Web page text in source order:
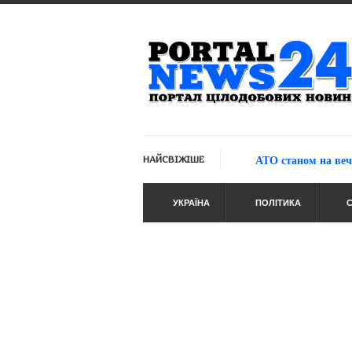
НАЙСВІЖІШЕ
Військові дії в зоні АТО станом на вечір 10
УКРАЇНА ПОЛІТИКА